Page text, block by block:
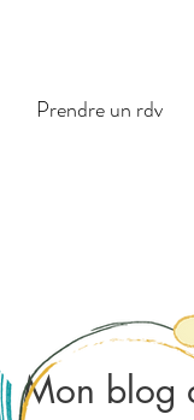
Prendre un rdv
Mon blog